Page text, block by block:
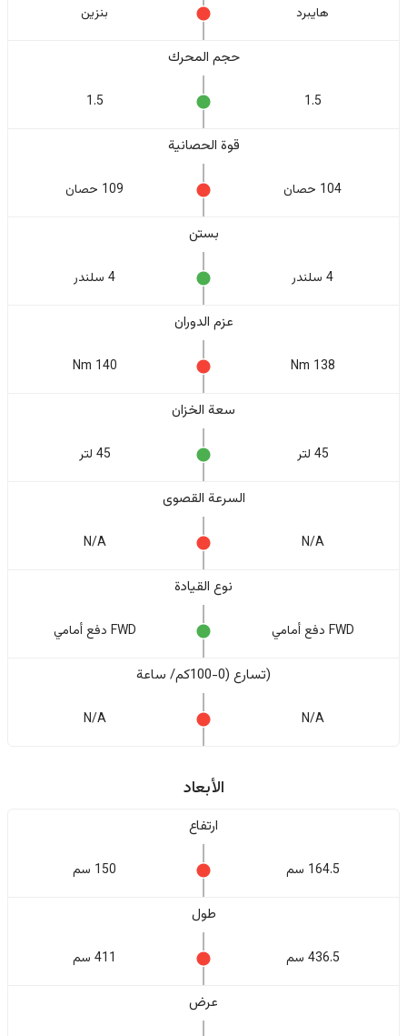
هايبرد بنزين
حجم المحرك
1.5
1.5
قوة الحصانية
104 حصان 109 حصان
بستن
4 سلندر 4 سلندر
عزم الدوران
138 Nm
140 Nm
سعة الخزان
45 لتر 45 لتر
السرعة القصوى
N/A
N/A
نوع القيادة
FWD دفع أمامي FWD دفع أمامي
(تسارع (0-100كم/ ساعة
N/A
N/A
الأبعاد
ارتفاع
164.5 سم 150 سم
طول
436.5 سم 411 سم
عرض